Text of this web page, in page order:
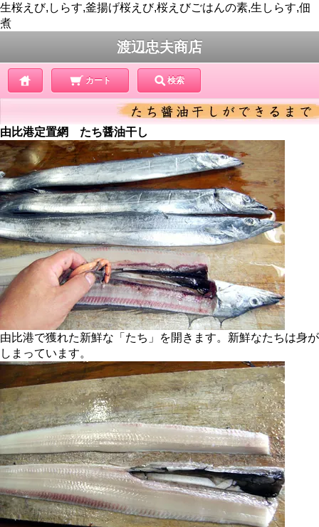
生桜えび,しらす,釜揚げ桜えび,桜えびごはんの素,生しらす,佃
煮
渡辺忠夫商店
カート 検索
由比港定置網 たち醤油干し
由比港で獲れた新鮮な「たち」を開きます。新鮮なたちは身が
しまっています。